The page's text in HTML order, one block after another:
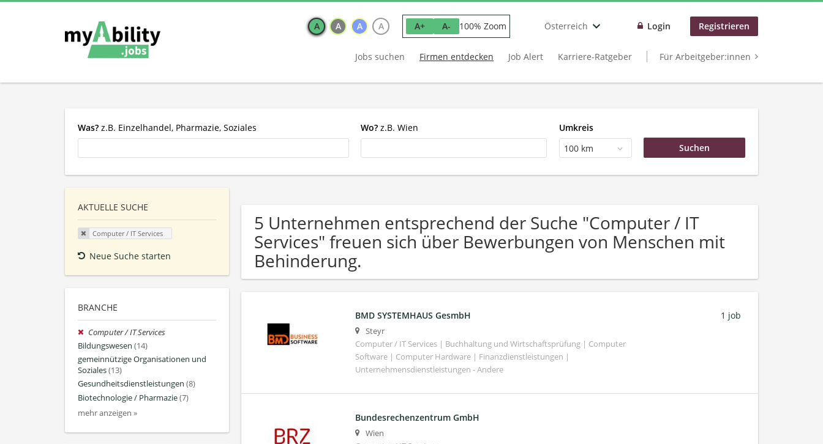
A A A A A+ A- 100% Zoom Österreich Login Registrieren
Jobs suchen Firmen entdecken Job Alert Karriere-Ratgeber Für Arbeitgeber:innen
Was? z.B. Einzelhandel, Pharmazie, Soziales Wo? z.B. Wien
Umkreis
100 km
AKTUELLE SUCHE
Computer / IT Services
Neue Suche starten
BRANCHE
Computer / IT Services
Bildungswesen (14)
gemeinnützige Organisationen und
Soziales(13)
Gesundheitsdienstleistungen (8)
Biotechnologie / Pharmazie(7)
mehr anzeigen »
5 Unternehmen entsprechend der Suche "Computer / IT
Services" freuen sich über Bewerbungen von Menschen mit
Behinderung.
BMD SYSTEMHAUS GesmbH
Steyr
Computer / IT Services | Buchhaltung und Wirtschaftsprüfung | Computer
Software | Computer Hardware | Finanzdienstleistungen |
Unternehmensdienstleistungen - Andere
1 job
Bundesrechenzentrum GmbH
Wien